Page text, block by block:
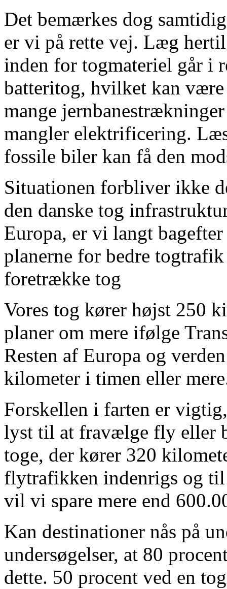
Det bemærkes dog
er vi på rette vej. Læg
inden for togmateriel går i
batteritog, hvilket kan
mange
mangler elektrificering.
fossile biler kan få den
Situationen forbliver ikke
den danske tog
Europa, er vi langt
planerne for bedre
foretrække tog
Vores tog kører højst 250
planer om mere ifølge
Resten af Europa og
kilometer i timen eller
Forskellen i farten er
lyst til at fravælge fly eller
toge, der kører 320
flytrafikken indenrigs og til
vil vi spare mere end
Kan destinationer nås på
undersøgelser, at 80
dette. 50 procent ved en